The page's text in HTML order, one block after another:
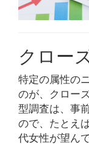
クロー
特定の属性の
のが、クロー
型調査は、事
ので、たとえ
代女性が望ん